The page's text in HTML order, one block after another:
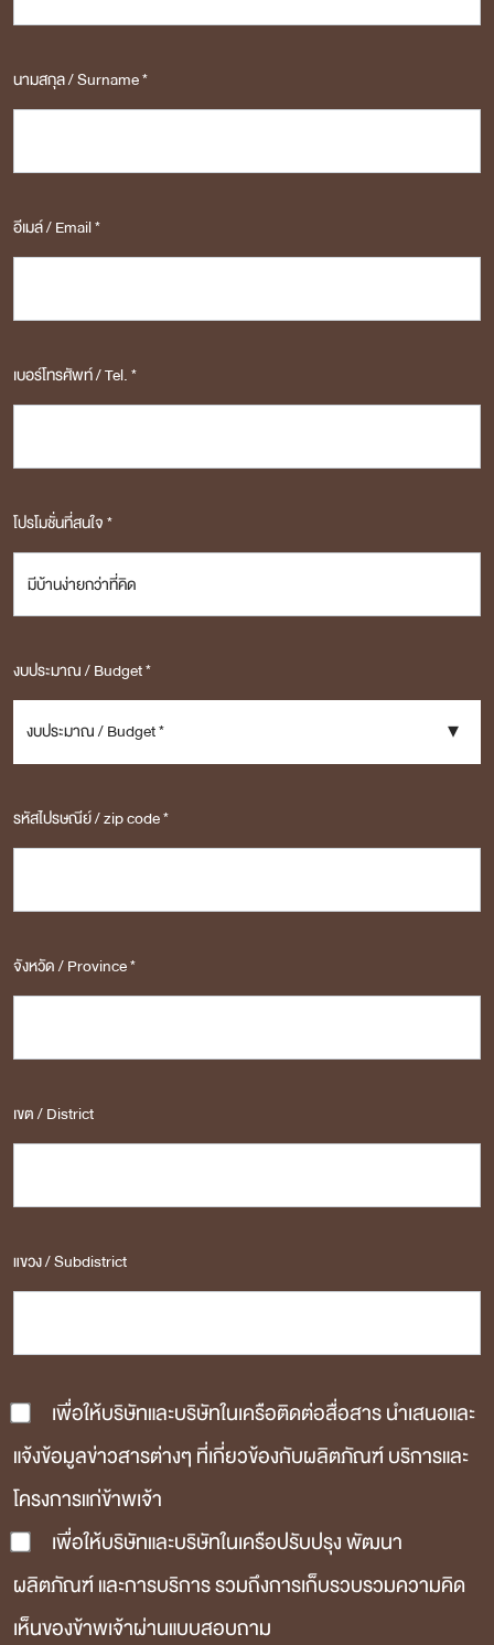
นามสกุล / Surname *
อีเมล์ / Email *
เบอร์โทรศัพท์ / Tel. *
โปรโมชั่นที่สนใจ *
งบประมาณ / Budget *
งบประมาณ / Budget *
รหัสไปรษณีย์ / zip code *
จังหวัด / Province *
เขต / District
แขวง / Subdistrict
เพื่อให้บริษัทและบริษัทในเครือติดต่อสื่อสาร นำเสนอและ
แจ้งข้อมูลข่าวสารต่างๆ ที่เกี่ยวข้องกับผลิตภัณฑ์ บริการและ
โครงการแก่ข้าพเจ้า
เพื่อให้บริษัทและบริษัทในเครือปรับปรุง พัฒนา
ผลิตภัณฑ์ และการบริการ รวมถึงการเก็บรวบรวมความคิด
เห็นของข้าพเจ้าผ่านแบบสอบถาม